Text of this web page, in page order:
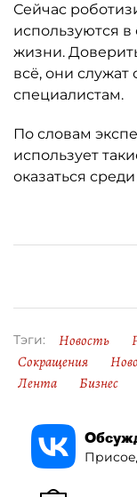
Сейчас
используются
жизни.
всё, они
специалистам.
По словам
использует
оказаться
Тэги: Новость
Сокращения
Лента
Бизнес